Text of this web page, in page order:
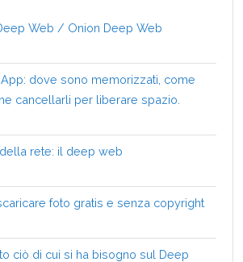
Web / Onion Deep Web
dove sono memorizzati, come
cancellarli per liberare spazio.
rete: il deep web
foto gratis e senza copyright
ciò di cui si ha bisogno sul Deep